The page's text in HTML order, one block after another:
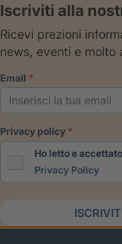
Iscriviti alla
Ricevi prezioni
news, eventi e molto
email
privacy policy
Ho letto e
Privacy Policy